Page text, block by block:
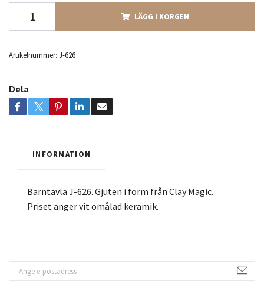
LÄGG I KORGEN
Artikelnummer: J-626
Dela
INFORMATION
Barntavla J-626. Gjuten i form från Clay Magic.
Priset anger vit omålad keramik.